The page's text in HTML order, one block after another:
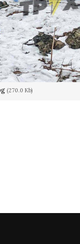
(270.0 Kb)